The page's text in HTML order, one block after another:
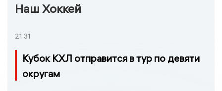
Наш Хоккей
21:31
Кубок КХЛ отправится в тур по девяти
округам